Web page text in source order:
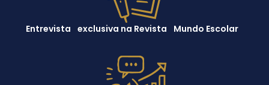
Entrevista exclusiva na Revista Mundo Escolar